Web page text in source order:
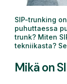
SIP-trunking
puhuttaessa
trunk? Miten
tekniikasta?
Mikä on